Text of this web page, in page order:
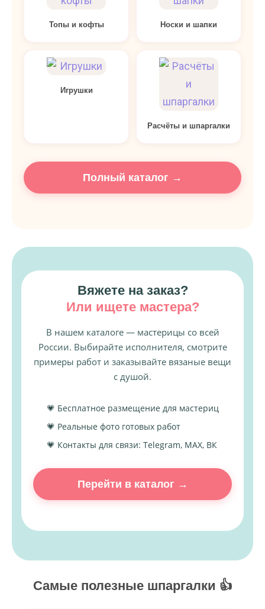
Топы и кофты Носки и шапки
Игрушки
Расчёты и шпаргалки
Полный каталог →
Вяжете на заказ?
Или ищете мастера?
В нашем каталоге — мастерицы со всей
России. Выбирайте исполнителя, смотрите
примеры работ и заказывайте вязаные вещи
с душой.
💗 Бесплатное размещение для мастериц
💗 Реальные фото готовых работ
💗 Контакты для связи: Telegram, MAX, ВК
Перейти в каталог →
Самые полезные шпаргалки 👍